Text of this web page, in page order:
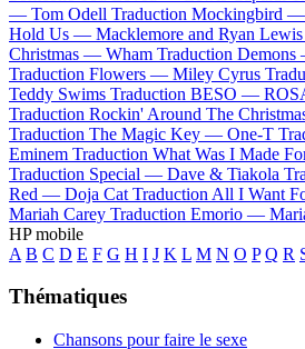
— Tom Odell Traduction Mockingbird —
Hold Us — Macklemore and Ryan Lewis
Christmas — Wham Traduction
Traduction Flowers — Miley Cyrus
Teddy Swims Traduction BESO —
Traduction Rockin' Around The
Traduction The Magic Key — One-T
Eminem Traduction What Was I Made
Traduction Special — Dave & Tiakola
Red — Doja Cat Traduction All I Want
Mariah Carey Traduction Emorio —
HP mobile
A B C D E F G H I J K L M N O P Q R
Thématiques
Chansons pour faire le sexe